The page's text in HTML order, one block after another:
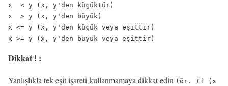
x  < y (x, y'den küçüktür)
x  > y (x, y'den büyük)
x <= y (x, y'den küçük veya eşittir)
Dikkat ! :
Yanlışlıkla tek eşit işareti kullanmamaya dikkat edin (ör. If (x